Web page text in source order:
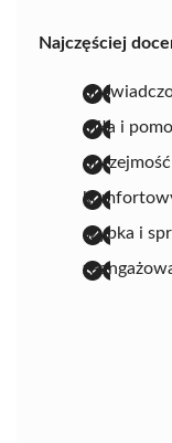
Najczęściej
miła i
szybka i